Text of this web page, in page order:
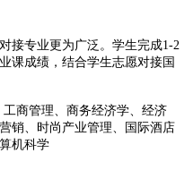
专业更为广泛。学生完成1-2
课成绩，结合学生志愿对接国
商管理、商务经济学、经济
销、时尚产业管理、国际酒店
机科学